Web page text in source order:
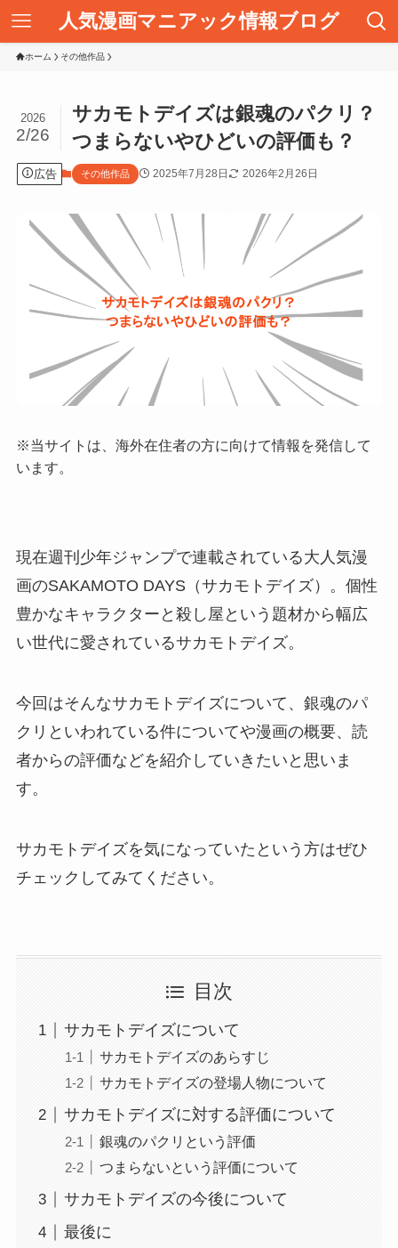
人気漫画マニアック情報ブログ
ホーム その他作品
サカモトデイズは銀魂のパクリ？
つまらないやひどいの評価も？
2026
2/26
広告 その他作品 2025年7月28日 2026年2月26日
※当サイトは、海外在住者の方に向けて情報を発信して
います。
現在週刊少年ジャンプで連載されている大人気漫
画のSAKAMOTO DAYS（サカモトデイズ）。個性
豊かなキャラクターと殺し屋という題材から幅広
い世代に愛されているサカモトデイズ。
今回はそんなサカモトデイズについて、銀魂のパ
クリといわれている件についてや漫画の概要、読
者からの評価などを紹介していきたいと思いま
す。
サカモトデイズを気になっていたという方はぜひ
チェックしてみてください。
目次
サカモトデイズについて
サカモトデイズのあらすじ
サカモトデイズの登場人物について
サカモトデイズに対する評価について
銀魂のパクリという評価
つまらないという評価について
サカモトデイズの今後について
最後に